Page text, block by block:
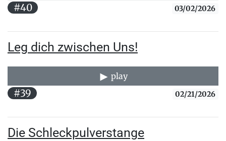
#40 03/02/2026
Leg dich zwischen Uns!
play
#39 02/21/2026
Die Schleckpulverstange